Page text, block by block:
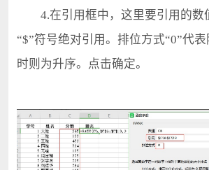
4.在引用框中，这里要引用的数
“$”符号绝对引用。排位方式“0”代
时则为升序。点击确定。